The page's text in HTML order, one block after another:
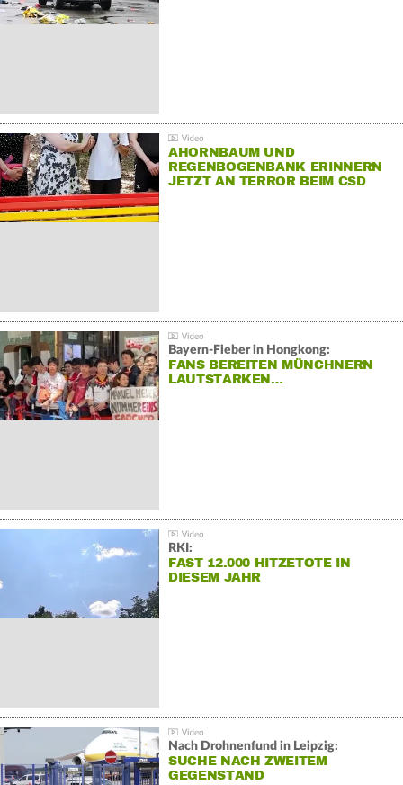
AHORNBAUM UND
REGENBOGENBANK ERINNERN
JETZT AN TERROR BEIM CSD
Bayern-Fieber in Hongkong:
FANS BEREITEN MÜNCHNERN
LAUTSTARKEN…
RKI:
FAST 12.000 HITZETOTE IN
DIESEM JAHR
Nach Drohnenfund in Leipzig:
SUCHE NACH ZWEITEM
GEGENSTAND